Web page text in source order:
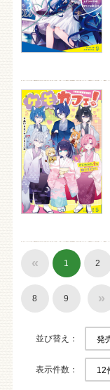
« 1 2
8 9 »
並び替え
表示件数